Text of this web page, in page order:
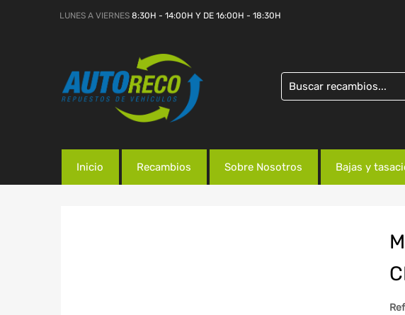
LUNES A VIERNES 8:30H - 14:00H Y DE 16:00H - 18:30H
Inicio Recambios Sobre Nosotros Bajas y